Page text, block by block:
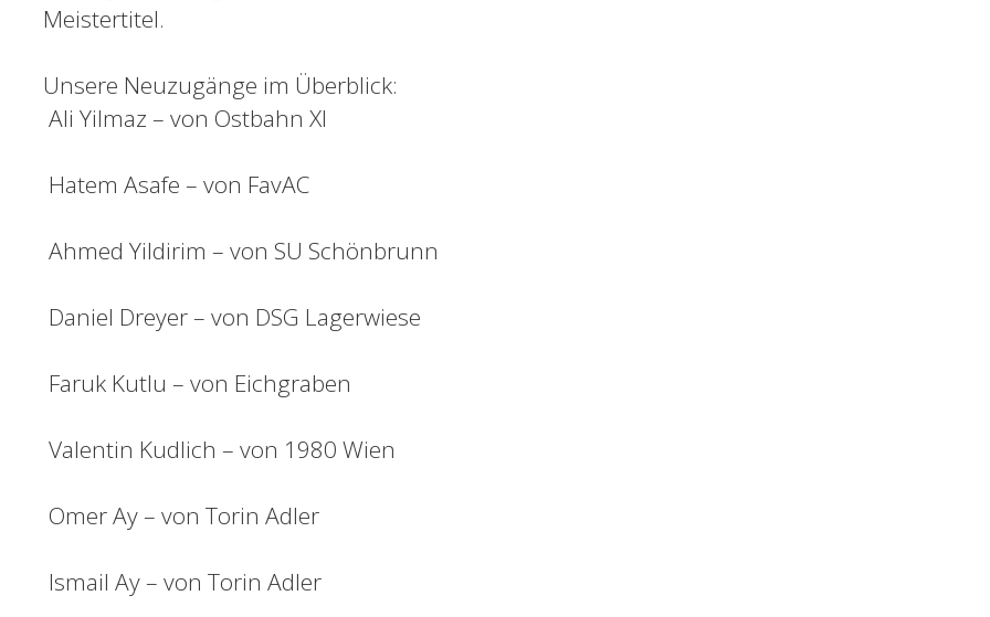
Meistertitel.
Unsere Neuzugänge im Überblick:
Ali Yilmaz – von Ostbahn XI
Hatem Asafe – von FavAC
Ahmed Yildirim – von SU Schönbrunn
Daniel Dreyer – von DSG Lagerwiese
Faruk Kutlu – von Eichgraben
Valentin Kudlich – von 1980 Wien
Omer Ay – von Torin Adler
Ismail Ay – von Torin Adler